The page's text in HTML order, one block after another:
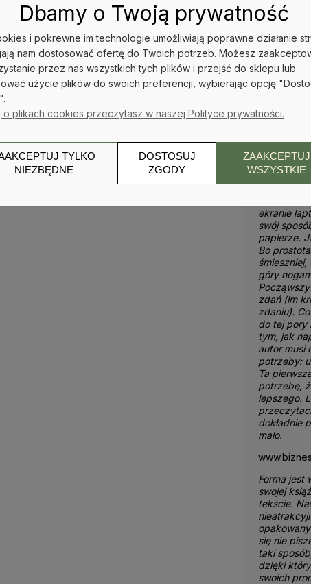
Powiem
tekstów
przydaje
mi książka
kupować)
"książek"
książkami
mniejsza
pierwsza
dzieła
informacje
Takie,
pod ich
to, jak
może
ekranie
swój
papierze.
Bo
góry
zdań (im
zdaniu).
do tej pory
tym, jak
autor musi
potrzeby:
Ta
potrzebę,
lepszego.
dokładnie
mało.
Forma jest
swojej
tekście.
się nie
taki
dzięki
swoich
Dbamy o Twoją prywatność
i pokrewne im technologie umożliwiają poprawne działanie
nam dostosować ofertę do Twoich potrzeb. Możesz
przez nas wszystkich tych plików i przejść do sklepu lub
użycie plików do swoich preferencji, wybierając opcję
o plikach cookies przeczytasz w naszej Polityce prywatności.
TYLKO
NIEZBĘDNE
DOSTOSUJ
ZGODY
ZAAKCEPTUJ
WSZYSTKIE